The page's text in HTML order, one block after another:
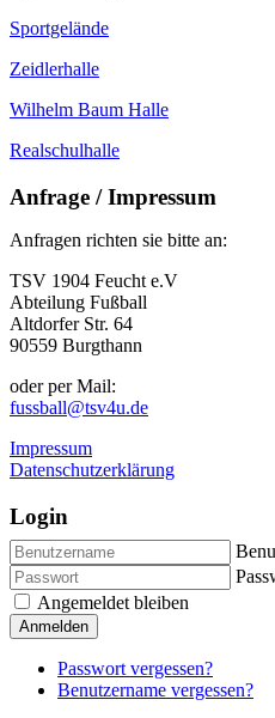
Sportgelände
Zeidlerhalle
Wilhelm Baum Halle
Realschulhalle
Anfrage / Impressum
Anfragen richten sie bitte an:
TSV 1904 Feucht e.V
Abteilung Fußball
Altdorfer Str. 64
90559 Burgthann
oder per Mail:
fussball@tsv4u.de
Impressum
Datenschutzerklärung
Login
Angemeldet bleiben
Anmelden
Passwort vergessen?
Benutzername vergessen?